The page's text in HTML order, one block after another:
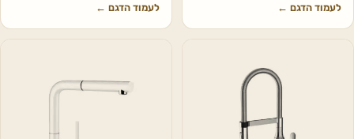
לעמוד הדגם ← לעמוד הדגם ←